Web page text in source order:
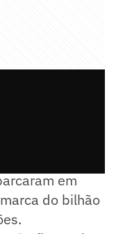
em
do bilhão